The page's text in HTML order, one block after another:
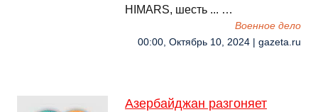
HIMARS, шесть ... …
Военное дело
00:00, Октябрь 10, 2024 | gazeta.ru
Азербайджан разгоняет